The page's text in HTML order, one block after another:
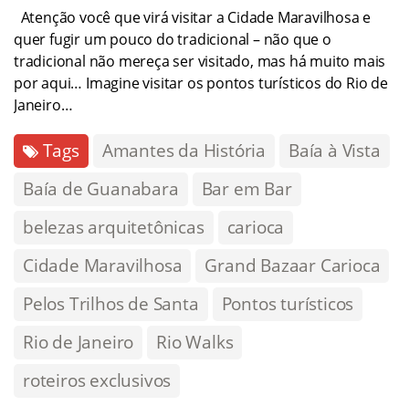
Atenção você que virá visitar a Cidade Maravilhosa e
quer fugir um pouco do tradicional – não que o
tradicional não mereça ser visitado, mas há muito mais
por aqui… Imagine visitar os pontos turísticos do Rio de
Janeiro…
Tags Amantes da História
Baía à Vista
Baía de Guanabara
Bar em Bar
belezas arquitetônicas
carioca
Cidade Maravilhosa
Grand Bazaar Carioca
Pelos Trilhos de Santa
Pontos turísticos
Rio de Janeiro
Rio Walks
roteiros exclusivos